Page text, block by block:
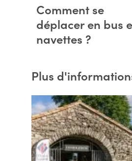
Comment se
déplacer en bus
navettes ?
Plus